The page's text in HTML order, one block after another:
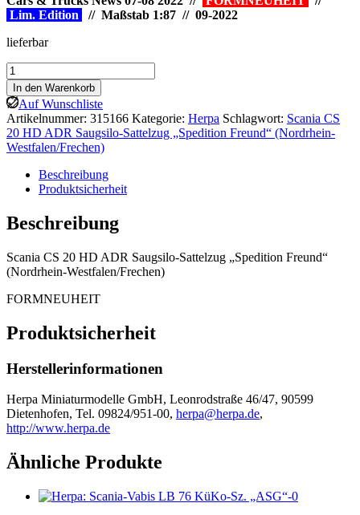
Lim. Edition
// Maßstab 1:87 // 09-2022
lieferbar
Herpa:
Scania
CS
20
HD
ADR
Saugsilo-
„Freund“
Menge
In den Warenkorb
Auf Wunschliste
Artikelnummer: 315166 Kategorie: Herpa Schlagwort: Scania CS
20 HD ADR Saugsilo-Sattelzug „Spedition Freund“ (Nordrhein-
Westfalen/Frechen)
Beschreibung
Produktsicherheit
Beschreibung
Scania CS 20 HD ADR Saugsilo-Sattelzug „Spedition Freund“
(Nordrhein-Westfalen/Frechen)
FORMNEUHEIT
Produktsicherheit
Herstellerinformationen
Herpa Miniaturmodelle GmbH, Leonrodstraße 46/47, 90599
Dietenhofen, Tel. 09824/951-00, herpa@herpa.de,
http://www.herpa.de
Ähnliche Produkte